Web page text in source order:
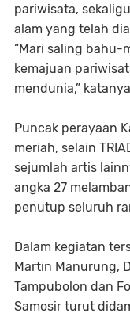
pariwisata,
alam yang telah
“Mari saling bahu-
kemajuan
mendunia,”
Puncak perayaan
meriah, selain
sejumlah artis
angka 27
penutup seluruh
Dalam kegiatan
Martin Manurung,
Tampubolon dan
Samosir turut